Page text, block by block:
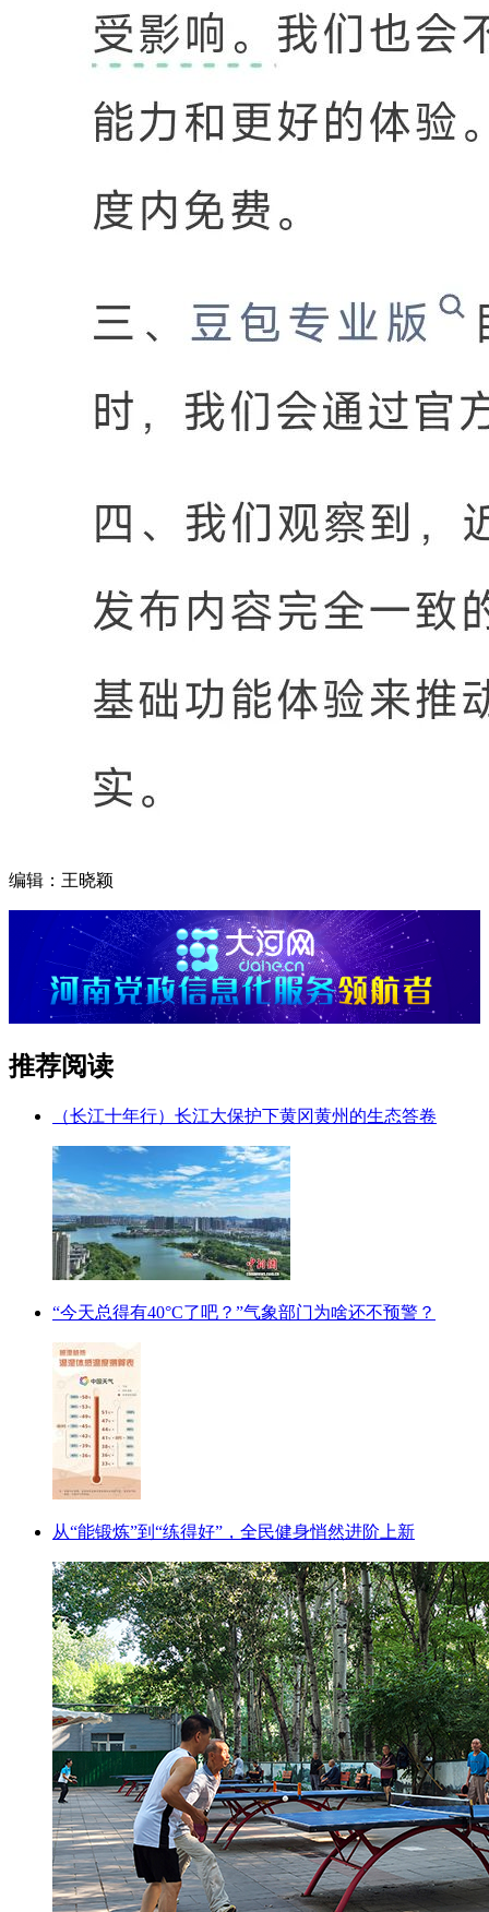
编辑：王晓颖
推荐阅读
（长江十年行）长江大保护下黄冈黄州的生态答卷
“今天总得有40°C了吧？”气象部门为啥还不预警？
从“能锻炼”到“练得好”，全民健身悄然进阶上新